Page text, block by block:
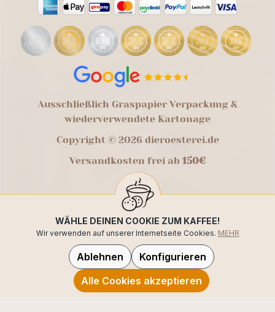
Ausschließlich Graspapier Verpackung &
wiederverwendete Kartonage
Copyright © 2026 dieroesterei.de
Versandkosten frei ab 150€
WÄHLE DEINEN COOKIE ZUM KAFFEE!
Wir verwenden auf unserer Internetseite Cookies. MEHR
Ablehnen
Konfigurieren
Alle Cookies akzeptieren